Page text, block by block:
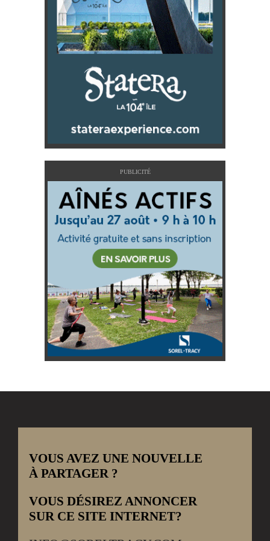
PUBLICITÉ
VOUS AVEZ UNE NOUVELLE
À PARTAGER ?
VOUS DÉSIREZ ANNONCER
SUR CE SITE INTERNET?